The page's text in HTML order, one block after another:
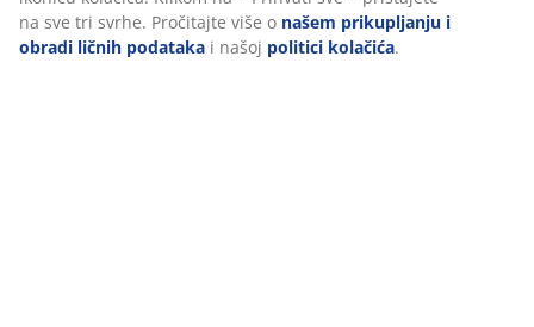
na sve tri svrhe. Pročitajte više o našem prikupljanju i
obradi ličnih podataka i našoj politici kolačića.